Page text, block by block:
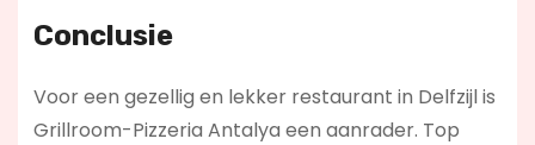
Conclusie
Voor een gezellig en lekker restaurant in Delfzijl is
Grillroom-Pizzeria Antalya een aanrader. Top